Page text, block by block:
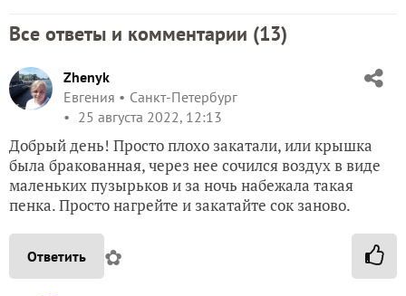
Все ответы и комментарии (13)
Zhenyk
Евгения
Санкт-Петербург
25 августа 2022, 12:13
Добрый день! Просто плохо закатали, или крышка
была бракованная, через нее сочился воздух в виде
маленьких пузырьков и за ночь набежала такая
пенка. Просто нагрейте и закатайте сок заново.
Ответить ✿